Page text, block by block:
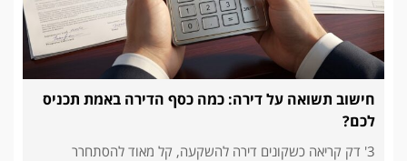
חישוב תשואה על דירה: כמה כסף הדירה באמת תכניס
לכם?
3' דק קריאה כשקונים דירה להשקעה, קל מאוד להסתחרר